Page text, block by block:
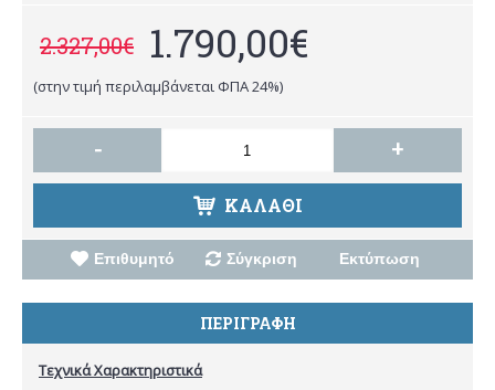
2.327,00€ 1.790,00€
(στην τιμή περιλαμβάνεται ΦΠΑ 24%)
- +
ΚΑΛΑΘΙ
Επιθυμητό Σύγκριση Εκτύπωση
ΠΕΡΙΓΡΑΦΗ
Τεχνικά Χαρακτηριστικά